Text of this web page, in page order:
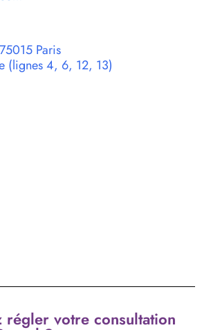
Paris
(lignes 4, 6, 12, 13)
régler votre consultation